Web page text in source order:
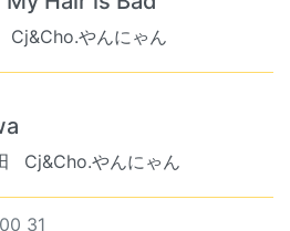
Cj&Cho.やんにゃん
Cj&Cho.やんにゃん
31